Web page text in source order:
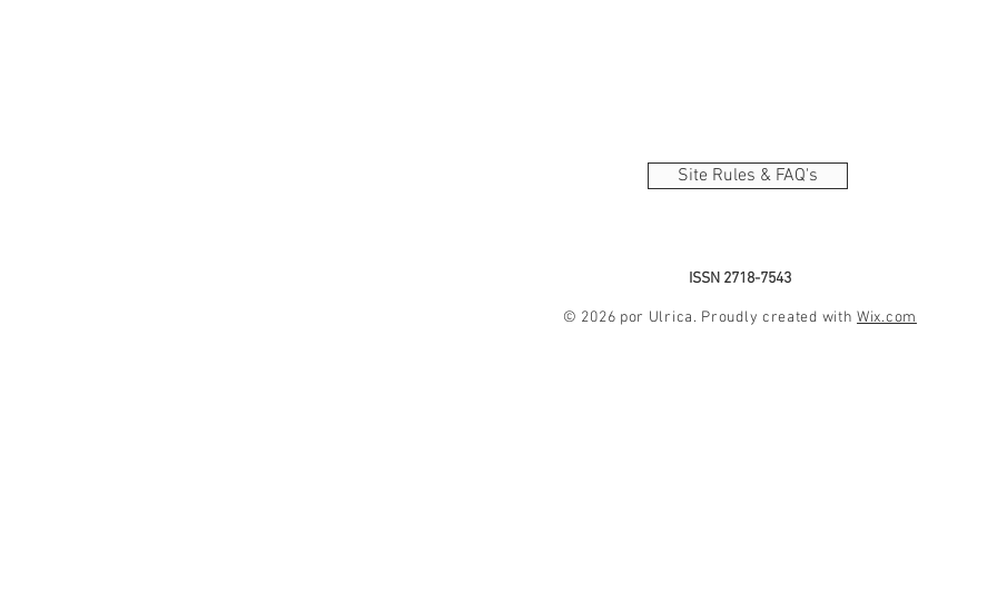
Site Rules & FAQ's
ISSN 2718-7543
© 2026 por Ulrica. Proudly created withWix.com